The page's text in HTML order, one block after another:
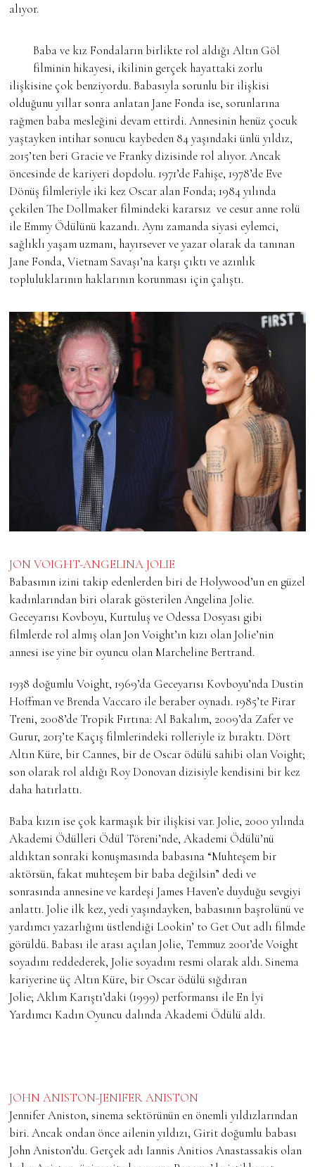
alıyor.
Baba ve kız Fondaların birlikte rol aldığı Altın Göl
filminin hikayesi, ikilinin gerçek hayattaki zorlu
ilişkisine çok benziyordu. Babasıyla sorunlu bir ilişkisi
olduğunu yıllar sonra anlatan Jane Fonda ise, sorunlarına
rağmen baba mesleğini devam ettirdi. Annesinin henüz çocuk
yaştayken intihar sonucu kaybeden 84 yaşındaki ünlü yıldız,
2015’ten beri Gracie ve Franky dizisinde rol alıyor. Ancak
öncesinde de kariyeri dopdolu. 1971’de Fahişe, 1978’de Eve
Dönüş filmleriyle iki kez Oscar alan Fonda; 1984 yılında
çekilen The Dollmaker filmindeki kararsız ve cesur anne rolü
ile Emmy Ödülünü kazandı. Aynı zamanda siyasi eylemci,
sağlıklı yaşam uzmanı, hayırsever ve yazar olarak da tanınan
Jane Fonda, Vietnam Savaşı’na karşı çıktı ve azınlık
topluluklarının haklarının korunması için çalıştı.
JON VOIGHT-ANGELINA JOLIE
Babasının izini takip edenlerden biri de Holywood’un en güzel
kadınlarından biri olarak gösterilen Angelina Jolie.
Geceyarısı Kovboyu, Kurtuluş ve Odessa Dosyası gibi
filmlerde rol almış olan Jon Voight’ın kızı olan Jolie’nin
annesi ise yine bir oyuncu olan Marcheline Bertrand.
1938 doğumlu Voight, 1969’da Geceyarısı Kovboyu’nda Dustin
Hoffman ve Brenda Vaccaro ile beraber oynadı. 1985’te Firar
Treni, 2008’de Tropik Fırtına: Al Bakalım, 2009’da Zafer ve
Gurur, 2013’te Kaçış filmlerindeki rolleriyle iz bıraktı. Dört
Altın Küre, bir Cannes, bir de Oscar ödülü sahibi olan Voight;
son olarak rol aldığı Roy Donovan dizisiyle kendisini bir kez
daha hatırlattı.
Baba kızın ise çok karmaşık bir ilişkisi var. Jolie, 2000 yılında
Akademi Ödülleri Ödül Töreni’nde, Akademi Ödülü’nü
aldıktan sonraki konuşmasında babasına “Muhteşem bir
aktörsün, fakat muhteşem bir baba değilsin” dedi ve
sonrasında annesine ve kardeşi James Haven’e duyduğu sevgiyi
anlattı. Jolie ilk kez, yedi yaşındayken, babasının başrolünü ve
yardımcı yazarlığını üstlendiği Lookin’ to Get Out adlı filmde
görüldü. Babası ile arası açılan Jolie, Temmuz 2001’de Voight
soyadını reddederek, Jolie soyadını resmi olarak aldı. Sinema
kariyerine üç Altın Küre, bir Oscar ödülü sığdıran
Jolie; Aklım Karıştı’daki (1999) performansı ile En İyi
Yardımcı Kadın Oyuncu dalında Akademi Ödülü aldı.
JOHN ANISTON-JENIFER ANISTON
Jennifer Aniston, sinema sektörünün en önemli yıldızlarından
biri. Ancak ondan önce ailenin yıldızı, Girit doğumlu babası
John Aniston’du. Gerçek adı Iannis Anitios Anastassakis olan